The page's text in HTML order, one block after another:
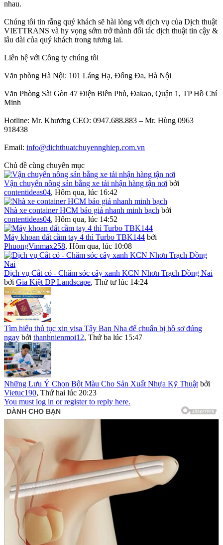
nhau.
Chúng tôi tin rằng quý khách sẽ hài lòng với dịch vụ của Dịch thuật
VIETTRANS và hy vọng sớm trở thành đối tác dịch thuật tin cậy &
lâu dài của quý khách trong tương lai.
Liên hệ với Công ty chúng tôi
Văn phòng Hà Nội: 101 Láng Hạ, Đống Đa, Hà Nội
Văn Phòng Sài Gòn 47 Điện Biên Phủ, Đakao, Quận 1, TP Hồ Chí
Minh
Hotline: Mr. Khương CEO: 0947.688.883 – Mr. Hùng 0963
918438
Email: info@dichthuatchuyennghiep.com.vn
Chủ đề cùng chuyên mục
Vận chuyển nông sản bằng xe tải nhận hàng tận nơi bởi
contentideas04, Hôm qua, lúc 16:42
Nhà xe container HCM báo giá nhanh minh bạch bởi
contentideas04, Hôm qua, lúc 14:52
Máy khoan đất cầm tay 4 thì Turbo TBK144 bởi
PhuongVinmax258, Hôm qua, lúc 10:08
Dịch vụ Cắt cỏ - Chăm sóc cây xanh KCN Nhơn Trạch Đồng Nai
bởi Gia Kiệt DP Landscape, Thứ tư lúc 14:24
Tìm hiểu thủ tục xin visa Tây Ban Nha để chuẩn bị hồ sơ đúng
ngay bởi thanhnienmoi12, Thứ ba lúc 15:47
Những Lưu Ý Chọn Bột Màu Cho Sản Xuất Nhựa Kỹ Thuật bởi
Vietuc190, Thứ hai lúc 20:23
You must log in or register to reply here.